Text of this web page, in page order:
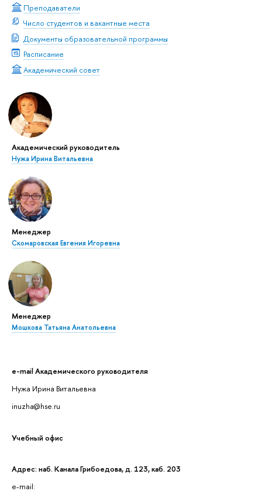
Преподаватели
Число студентов и вакантные места
Документы образовательной программы
Расписание
Академический совет
Академический руководитель
Нужа Ирина Витальевна
Менеджер
Скомаровская Евгения Игоревна
Менеджер
Мошкова Татьяна Анатольевна
e-mail Академического руководителя
Нужа Ирина Витальевна
inuzha@hse.ru
Учебный офис
Адрес: наб. Канала Грибоедова, д. 123, каб. 203
e-mail: